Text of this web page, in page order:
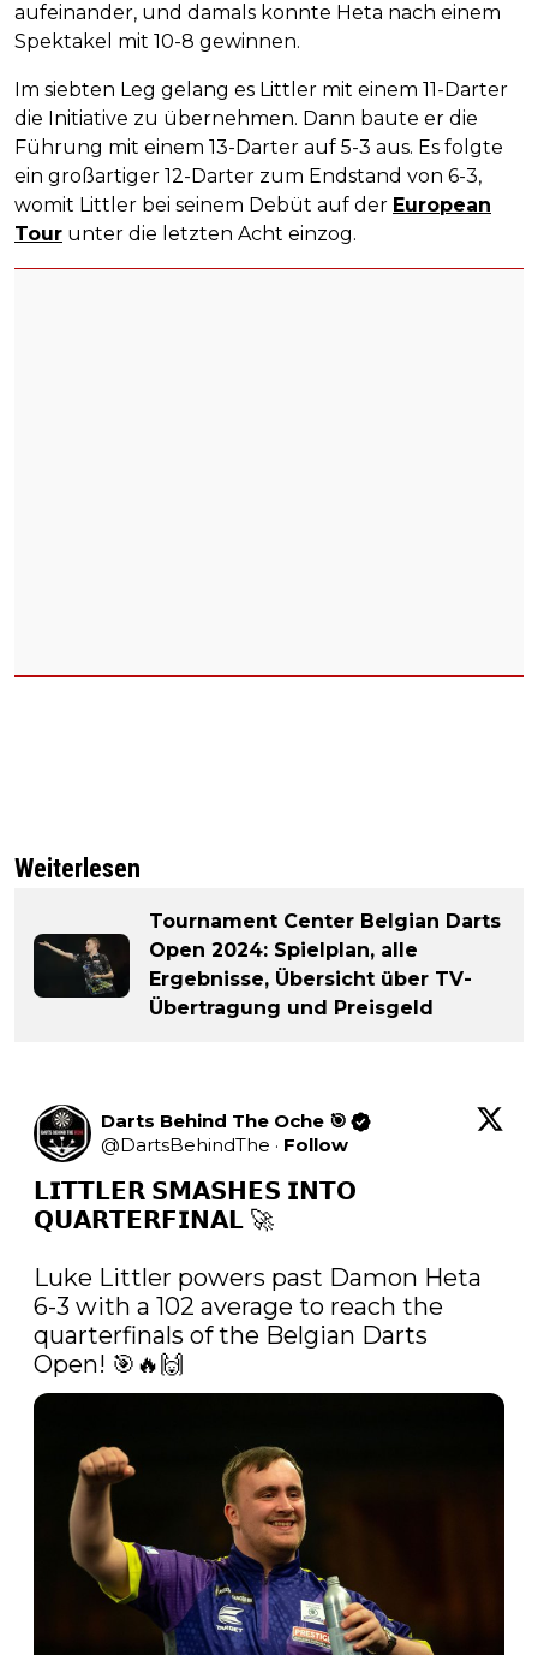
aufeinander, und damals konnte Heta nach einem
Spektakel mit 10-8 gewinnen.
Im siebten Leg gelang es Littler mit einem 11-Darter
die Initiative zu übernehmen. Dann baute er die
Führung mit einem 13-Darter auf 5-3 aus. Es folgte
ein großartiger 12-Darter zum Endstand von 6-3,
womit Littler bei seinem Debüt auf der European
Tour unter die letzten Acht einzog.
Weiterlesen
Tournament Center Belgian Darts
Open 2024: Spielplan, alle
Ergebnisse, Übersicht über TV-
Übertragung und Preisgeld
Darts Behind The Oche 🎯
@DartsBehindThe · Follow
𝗟𝗜𝗧𝗧𝗟𝗘𝗥 𝗦𝗠𝗔𝗦𝗛𝗘𝗦 𝗜𝗡𝗧𝗢
𝗤𝗨𝗔𝗥𝗧𝗘𝗥𝗙𝗜𝗡𝗔𝗟 🚀
Luke Littler powers past Damon Heta
6-3 with a 102 average to reach the
quarterfinals of the Belgian Darts
Open! 🎯🔥🙌